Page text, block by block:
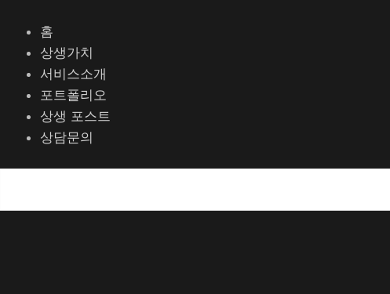
홈
상생가치
서비스소개
포트폴리오
상생 포스트
상담문의